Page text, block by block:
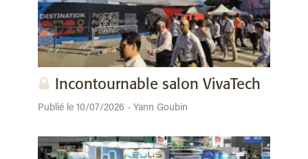
Incontournable salon VivaTech
Publié le 10/07/2026 - Yann Goubin